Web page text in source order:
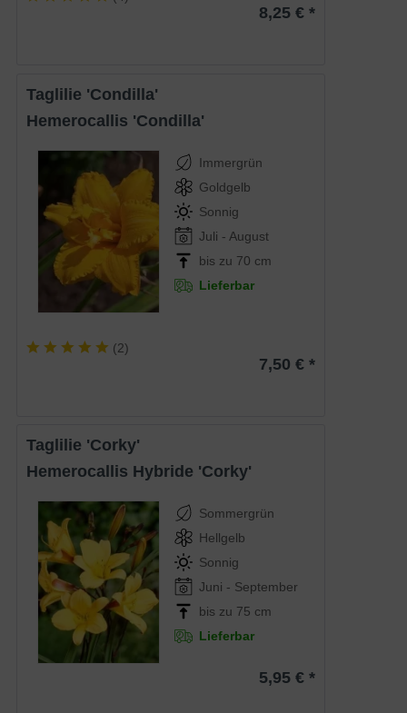
8,25 € *
Taglilie 'Condilla'
Hemerocallis 'Condilla'
Immergrün
Goldgelb
Sonnig
Juli - August
bis zu 70 cm
Lieferbar
(2)
7,50 € *
Taglilie 'Corky'
Hemerocallis Hybride 'Corky'
Sommergrün
Hellgelb
Sonnig
Juni - September
bis zu 75 cm
Lieferbar
5,95 € *